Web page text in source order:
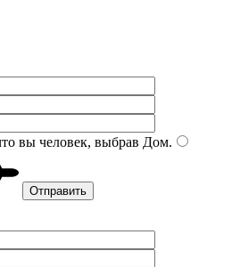
вы человек, выбрав Дом.